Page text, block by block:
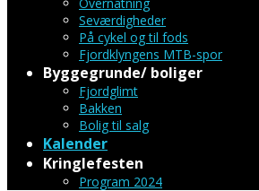
Seværdigheder
På cykel og til fods
Fjordklyngens MTB-spor
Byggegrunde/ boliger
Fjordglimt
Bakken
Bolig til salg
Kalender
Kringlefesten
Program 2024